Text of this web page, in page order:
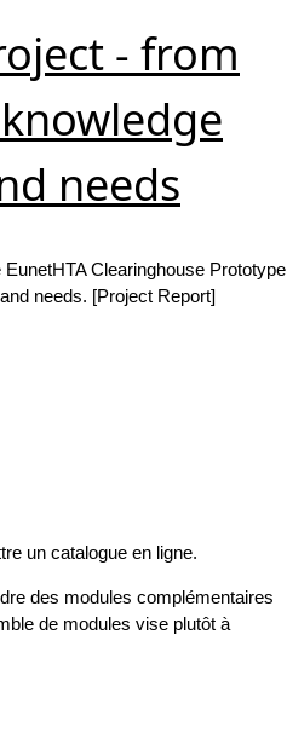
- from
needs
Clearinghouse Prototype
needs. [Project Report]
un catalogue en ligne.
des modules complémentaires
de modules vise plutôt à